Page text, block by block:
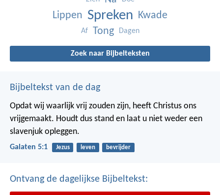
Lippen Spreken Kwade
Af Tong Dagen
Zoek naar Bijbelteksten
Bijbeltekst van de dag
Opdat wij waarlijk vrij zouden zijn, heeft Christus ons
vrijgemaakt. Houdt dus stand en laat u niet weder een
slavenjuk opleggen.
Galaten 5:1 Jezus leven bevrijder
Ontvang de dagelijkse Bijbeltekst: